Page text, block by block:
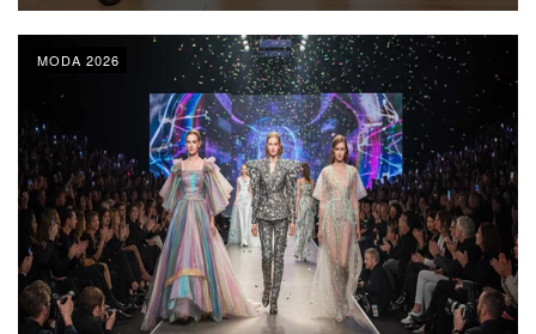
MODA 2026